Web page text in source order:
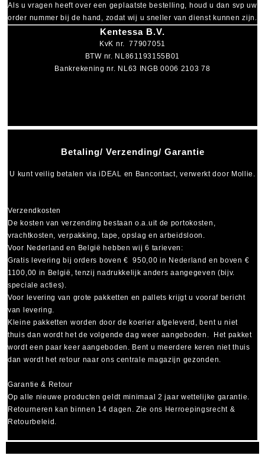
Betaling/ Verzending/ Garantie
U kunt veilig betalen viaiDEAL en Bancontact, verwerkt door Mollie.
Verzendkosten
De kosten van verzending bestaan o.a.uit de portokosten,
vrachtkosten, verpakking, tape, opslag en arbeidsloon.
Voor Nederland en België hebben wij 6 tarieven:
Gratis levering bij orders boven € 950,00 in Nederland en boven €
1100,00 in België, tenzij nadrukkelijk anders aangegeven (bijv.
speciale acties).
Voor levering van grote pakketten en pallets krijgt u vooraf bericht
van levering.
Kleine pakketten worden door de koerier afgeleverd, bent u niet
thuis dan wordt het de volgende dag weer aangeboden. Het pakket
wordt een paar keer aangeboden. Bent u meerdere keren niet thuis
dan wordt het retour naar ons centrale magazijn gezonden.
Garantie & Retour
Op alle nieuwe producten geldt minimaal2 jaar wettelijke garantie.
Retourneren kan binnen 14 dagen. Zie ons Herroepingsrecht &
Retourbeleid.
Als u vragen heeft over een geplaatste bestelling, houd u dan svp uw
order nummer bij de hand, zodat wij u sneller van dienst kunnen zijn.
Kentessa B.V.
KvK nr. 77907051
BTW nr. NL861193155B01
Bankrekening nr. NL63 INGB 0006 2103 78